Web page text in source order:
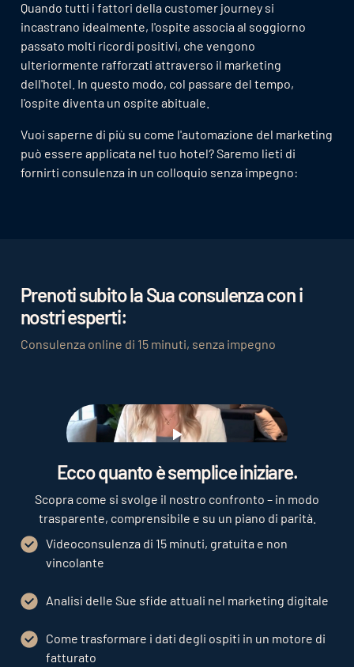
Quando tutti i fattori della customer journey si
incastrano idealmente, l'ospite associa al soggiorno
passato molti ricordi positivi, che vengono
ulteriormente rafforzati attraverso il marketing
dell'hotel. In questo modo, col passare del tempo,
l'ospite diventa un ospite abituale.
Vuoi saperne di più su come l'automazione del marketing
può essere applicata nel tuo hotel? Saremo lieti di
fornirti consulenza in un colloquio senza impegno:
Prenoti subito la Sua consulenza con i
nostri esperti:
Consulenza online di 15 minuti, senza impegno
Play
Ecco quanto è semplice iniziare.
Scopra come si svolge il nostro confronto – in modo
trasparente, comprensibile e su un piano di parità.
Videoconsulenza di 15 minuti, gratuita e non
vincolante
Analisi delle Sue sfide attuali nel marketing digitale
Come trasformare i dati degli ospiti in un motore di
fatturato